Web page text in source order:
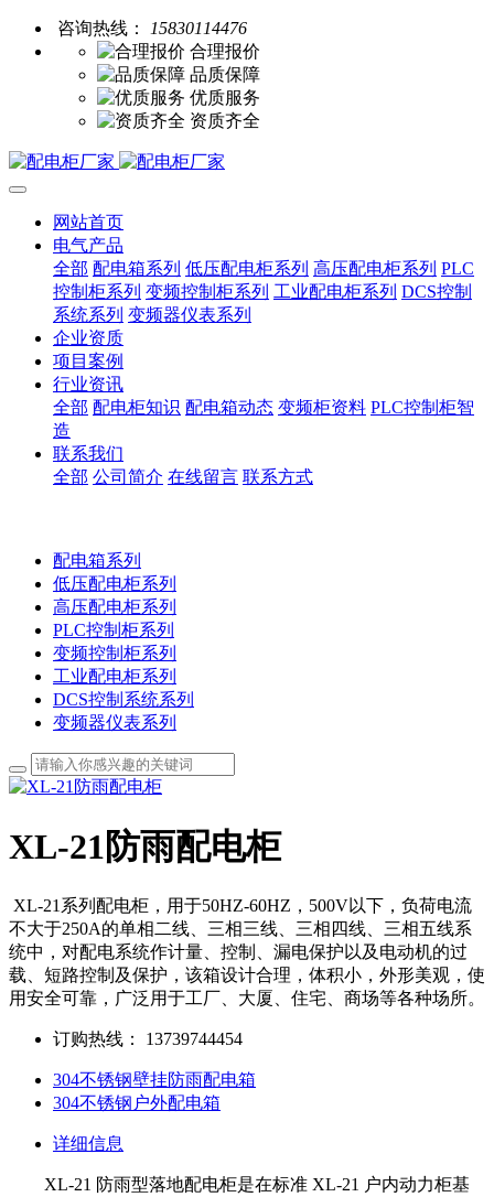
咨询热线：
15830114476
合理报价
品质保障
优质服务
资质齐全
网站首页
电气产品
全部 配电箱系列 低压配电柜系列 高压配电柜系列 PLC
控制柜系列 变频控制柜系列 工业配电柜系列 DCS控制
系统系列 变频器仪表系列
企业资质
项目案例
行业资讯
全部 配电柜知识 配电箱动态 变频柜资料 PLC控制柜智
造
联系我们
全部 公司简介 在线留言 联系方式
配电箱系列
低压配电柜系列
高压配电柜系列
PLC控制柜系列
变频控制柜系列
工业配电柜系列
DCS控制系统系列
变频器仪表系列
XL-21防雨配电柜
XL-21系列配电柜，用于50HZ-60HZ，500V以下，负荷电流
不大于250A的单相二线、三相三线、三相四线、三相五线系
统中，对配电系统作计量、控制、漏电保护以及电动机的过
载、短路控制及保护，该箱设计合理，体积小，外形美观，使
用安全可靠，广泛用于工厂、大厦、住宅、商场等各种场所。
订购热线： 13739744454
304不锈钢壁挂防雨配电箱
304不锈钢户外配电箱
详细信息
XL-21 防雨型落地配电柜是在标准 XL-21 户内动力柜基